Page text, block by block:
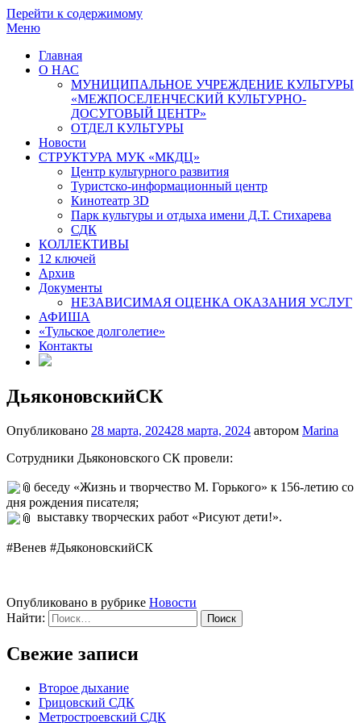
Перейти к содержимому
Меню
Главная
О НАС
МУНИЦИПАЛЬНОЕ УЧРЕЖДЕНИЕ КУЛЬТУРЫ
«МЕЖПОСЕЛЕНЧЕСКИЙ КУЛЬТУРНО-
ДОСУГОВЫЙ ЦЕНТР»
ОТДЕЛ КУЛЬТУРЫ
Новости
СТРУКТУРА МУК «МКДЦ»
Центр культурного развития
Туристско-информационный центр
Кинотеатр 3D
Парк культуры и отдыха имени Д.Т. Стихарева
СДК
КОЛЛЕКТИВЫ
12 ключей
Архив
Документы
НЕЗАВИСИМАЯ ОЦЕНКА ОКАЗАНИЯ УСЛУГ
АФИША
«Тульское долголетие»
Контакты
ДьяконовскийСК
Опубликовано 28 марта, 202428 марта, 2024 автором Marina
Сотрудники Дьяконовского СК провели:
беседу «Жизнь и творчество М. Горького» к 156-летию со
дня рождения писателя;
выставку творческих работ «Рисуют дети!».
#Венев #ДьяконовскийСК
Опубликовано в рубрике Новости
Найти:
Свежие записи
Второе дыхание
Грицовский СДК
Метростроевский СДК